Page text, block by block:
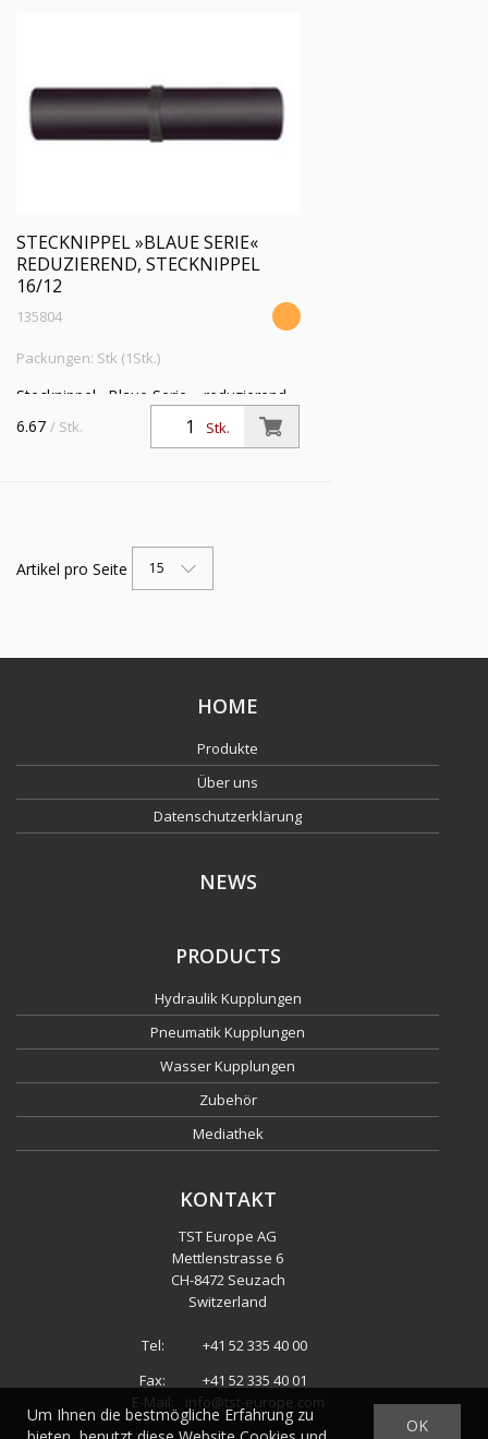
STECKNIPPEL »BLAUE SERIE«
REDUZIEREND, STECKNIPPEL
16/12
135804
Packungen: Stk (1Stk.)
Stecknippel »Blaue Serie«, reduzierend,
Stecknippel 16/12 mm, Arbeitsdruck
max. 15 bar, Kunststoff
Stk.
6.67 / Stk.
Artikel pro Seite 15
HOME
Produkte
Über uns
Datenschutzerklärung
NEWS
PRODUCTS
Hydraulik Kupplungen
Pneumatik Kupplungen
Wasser Kupplungen
Zubehör
Mediathek
KONTAKT
TST Europe AG
Mettlenstrasse 6
CH-8472 Seuzach
Switzerland
Tel:
+41 52 335 40 00
Fax:
+41 52 335 40 01
E-Mail:
info@tst-europe.com
OK
Um Ihnen die bestmögliche Erfahrung zu